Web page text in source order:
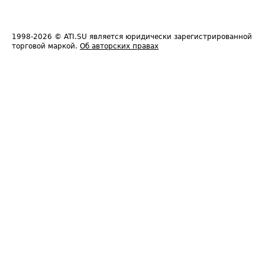
1998-2026 © ATI.SU является юридически зарегистрированной
торговой маркой. Об авторских правах